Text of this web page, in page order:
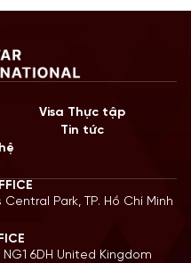
Visa Thực tập
Tin tức
Park, TP. Hồ Chí Minh
6DH United Kingdom